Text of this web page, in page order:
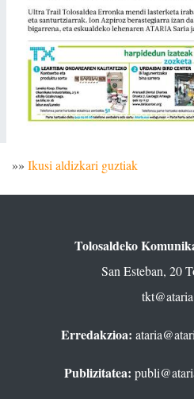
»» Ikusi aldizkari guztiak
Tolosaldeko
San Esteban, 20
Erredakzioa:
Publizitatea: